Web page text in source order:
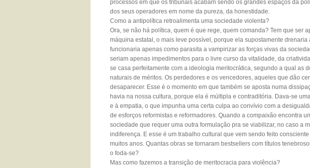
processos em que os tribunais acabam sendo os grandes espaços da
dos seus operadores em nome da pureza, da honestidade.
Como a antipolítica retroalimenta uma sociedade violenta?
Ora, se não há política, quem é que rege, quem comanda? Tem que ser
máquina estatal, o mais leve possível, porque ela supostamente
funcionaria apenas como parasita a vampirizar as forças vivas da
seriam apenas impedimentos para o livre curso da vitalidade, da
se casa perfeitamente com a ideologia meritocrática, segundo a qual as
naturais de méritos. Os perdedores e os vencedores, aqueles que dão
desaparecer. Esse é o momento em que também se aposta numa
havia na nossa cultura, porque ela é múltipla e contraditória. Dava-se
e à empatia, o que impunha uma certa culpa ao convívio com a
de esforços reformistas e reformadores. Quando a compaixão encontra
sociedade que requer uma outra formulação pra se viabilizar, no caso a
indiferença. E esse é um trabalho cultural que vem sendo feito
muitos anos. Quantas obras se tornaram bestsellers com títulos
o foda-se?
Mas como fazemos a transição de meritocracia para violência?